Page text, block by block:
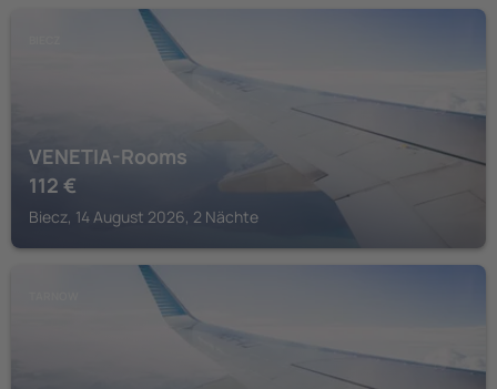
VENETIA-Rooms
112 €
Biecz, 14 August 2026, 2 Nächte